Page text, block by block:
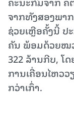
ຈາກທັງສອງພາ
ຊ່ວຍເຫຼືອຄັ້ງນີ້ ປ
ຄັນ ພ້ອມດ້ວຍໝ
322 ລ້ານກີບ, ໂ
ການເຄື່ອນໄຫວ
ກວ່າເກົ່າ.